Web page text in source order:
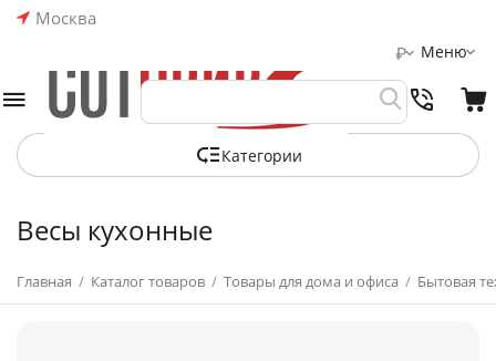
Москва
Меню
₽
Категории
Весы кухонные
Главная / Каталог товаров / Товары для дома и офиса / Бытовая